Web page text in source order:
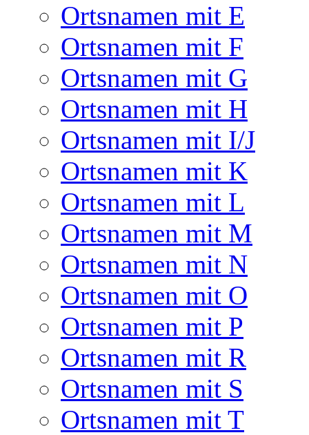
Ortsnamen mit E
Ortsnamen mit F
Ortsnamen mit G
Ortsnamen mit H
Ortsnamen mit I/J
Ortsnamen mit K
Ortsnamen mit L
Ortsnamen mit M
Ortsnamen mit N
Ortsnamen mit O
Ortsnamen mit P
Ortsnamen mit R
Ortsnamen mit S
Ortsnamen mit T